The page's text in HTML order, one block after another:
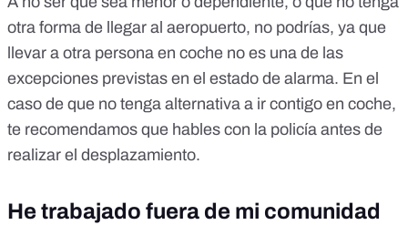
otra forma de llegar al aeropuerto, no podrías, ya que
llevar a otra persona en coche no es una de las
excepciones previstas en el estado de alarma. En el
caso de que no tenga alternativa a ir contigo en coche,
te recomendamos que hables con la policía antes de
realizar el desplazamiento.
He trabajado fuera de mi comunidad